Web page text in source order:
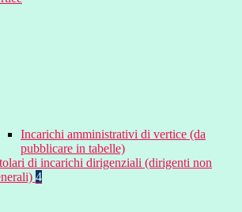
Incarichi amministrativi di vertice (da
pubblicare in tabelle)
di incarichi dirigenziali (dirigenti non
4